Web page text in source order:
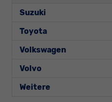
Suzuki
Toyota
Volkswagen
Volvo
Weitere